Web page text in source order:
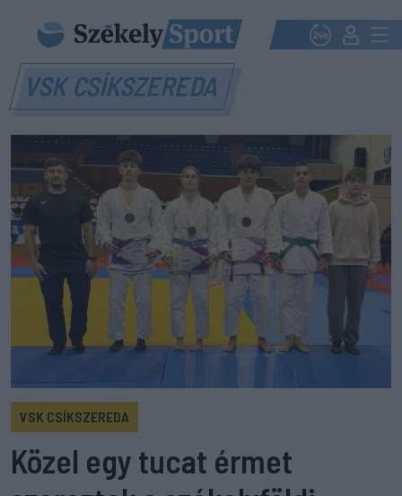
VSK CSÍKSZEREDA
VSK CSÍKSZEREDA
Közel egy tucat érmet